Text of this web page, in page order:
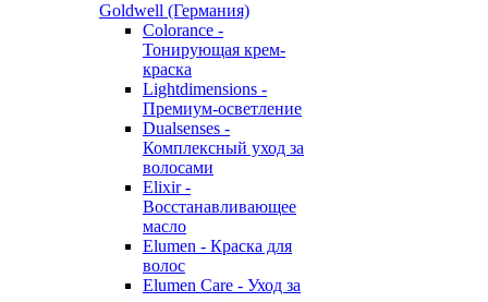
Goldwell (Германия)
Colorance -
Тонирующая крем-
краска
Lightdimensions -
Премиум-осветление
Dualsenses -
Комплексный уход за
волосами
Elixir -
Восстанавливающее
масло
Elumen - Краска для
волос
Elumen Care - Уход за